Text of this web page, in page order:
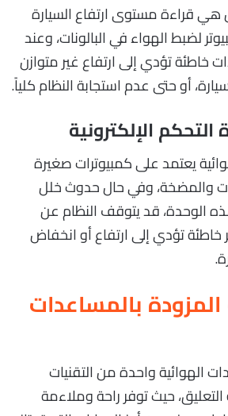
قراءة مستوى ارتفاع السيارة
لضبط الهواء في البالونات، وعند
خاطئة تؤدي إلى ارتفاع غير متوازن
أو حتى عدم استجابة النظام كلياً.
الإلكترونية
يعتمد على كمبيوترات صغيرة
والمضخة، وفي حال حدوث خلل
الوحدة، قد يتوقف النظام عن
خاطئة تؤدي إلى ارتفاع أو انخفاض
المزودة بالمساعدات
الهوائية واحدة من التقنيات
حيث توفر راحة وملاءمة